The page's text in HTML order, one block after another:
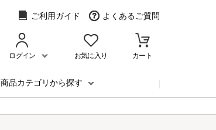
ご利用ガイド よくあるご質問
ログイン お気に入り カート
商品カテゴリから探す